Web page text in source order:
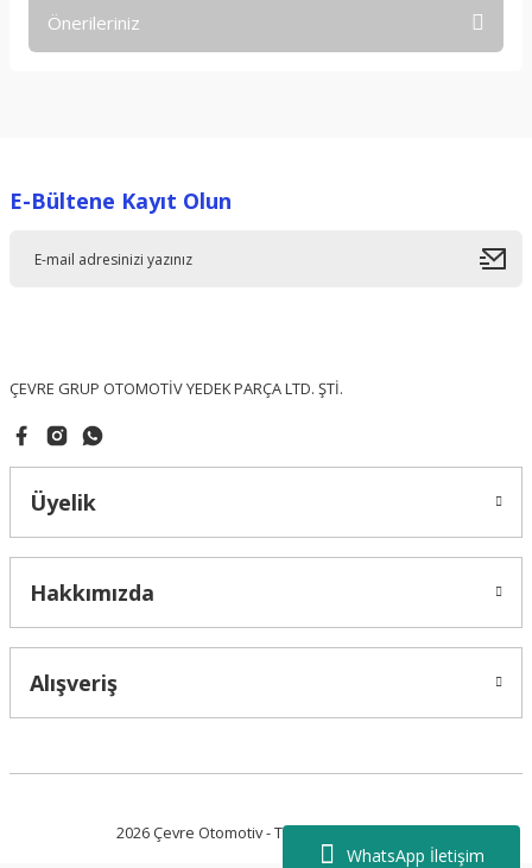
WhatsApp İletişim
Önerileriniz
Ürün resmi kalitesiz, bozuk veya görüntülenemiyor.
E-Bültene Kayıt Olun
ÇEVRE GRUP OTOMOTİV YEDEK PARÇA LTD. ŞTİ.
Üyelik
Hakkımızda
Alışveriş
2026 Çevre Otomotiv - Tüm Hakları Saklıdır.